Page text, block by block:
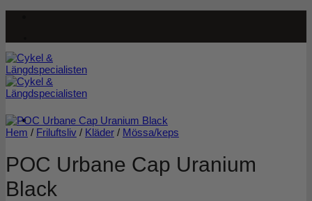
Hem / Friluftsliv / Kläder / Mössa/keps
POC Urbane Cap Uranium
Black